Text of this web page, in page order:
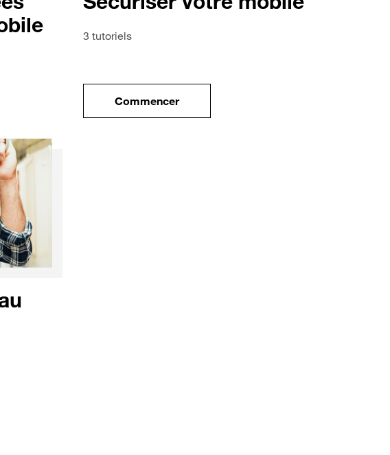
sur votre nouveau mobile
3 tutoriels
Commencerle tuto pour Sécuriser votre mobile
au quotidien